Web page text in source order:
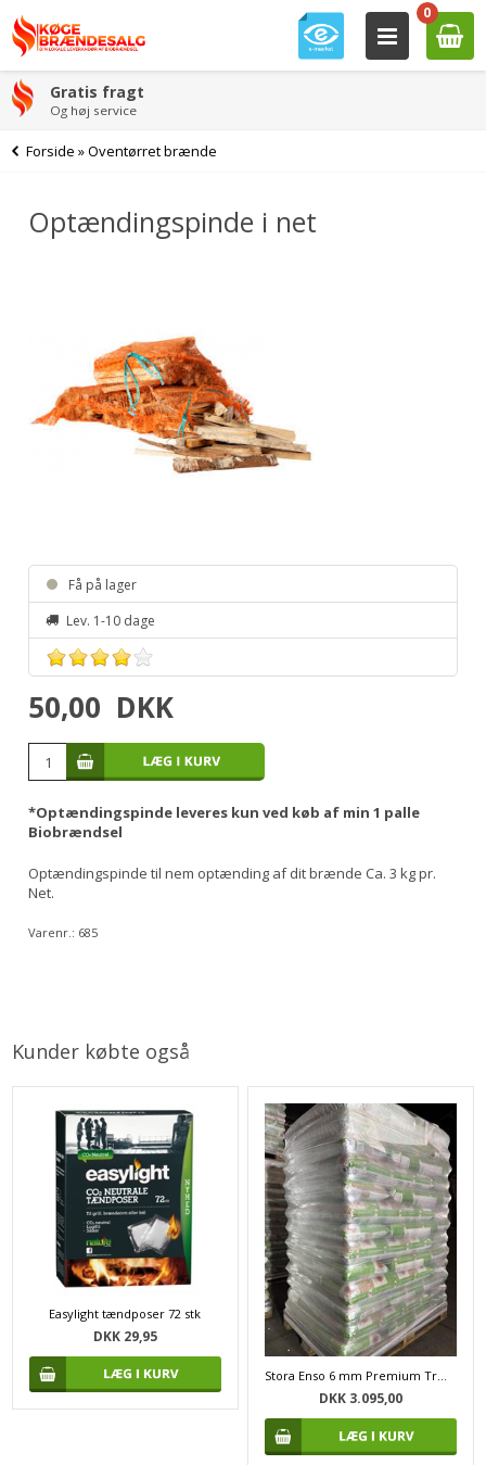
0
Gratis fragt
Og høj service
Forside »Oventørret brænde
Optændingspinde i net
Få på lager
Lev. 1-10 dage
50,00 DKK
*Optændingspinde leveres kun ved køb af min 1 palle
Biobrændsel
Optændingspinde til nem optænding af dit brænde Ca. 3 kg pr.
Net.
Varenr.: 685
Kunder købte også
Easylight tændposer 72 stk
DKK 29,95
DKK 3.095,00